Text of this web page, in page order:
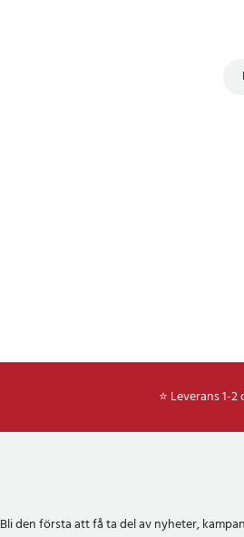
⭐ Leverans 1-2
Bli den första att få ta del av nyheter,